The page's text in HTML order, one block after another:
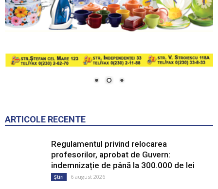
ARTICOLE RECENTE
Regulamentul privind relocarea
profesorilor, aprobat de Guvern:
indemnizație de până la 300.000 de lei
Știri 6 august 2026